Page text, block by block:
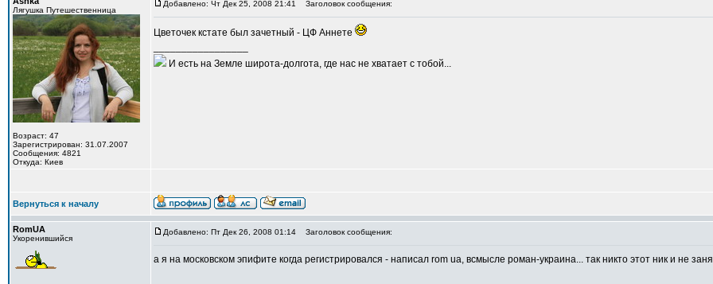
Лягушка Путешественница
Возраст: 47
Зарегистрирован: 31.07.2007
Сообщения: 4821
Откуда: Киев
Добавлено: Чт Дек 25, 2008 21:41 Заголовок сообщения:
Цветочек кстате был зачетный - ЦФ Аннете
И есть на Земле широта-долгота, где нас не хватает с тобой...
Вернуться к началу
RomUA
Укоренившийся
Добавлено: Пт Дек 26, 2008 01:14 Заголовок сообщения:
а я на московском эпифите когда регистрировался - написал rom ua, всмысле роман-украина... так никто этот ник и не